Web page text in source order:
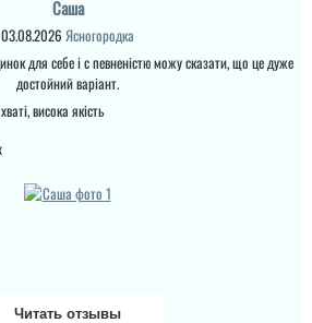
Саша
03.08.2026 Ясногородка
для себе і с певненістю можу сказати, що це дуже
достойний варіант.
висока якість
Читать отзывы